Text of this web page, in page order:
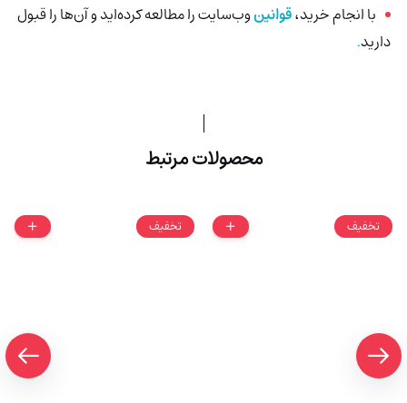
با انجام خرید،قوانینوب‌سایت را مطالعه کرده‌اید و آن‌ها را قبول
دارید.
محصولات مرتبط
تخفیف تخفیف